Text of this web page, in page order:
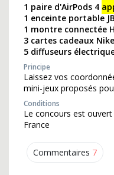
Commentaires 7
1 paire d'AirPods 4
1 enceinte portable
1 montre connectée
3 cartes cadeaux
5 diffuseurs
Principe
Laissez vos
mini-jeux proposés
Conditions
Le concours est
France